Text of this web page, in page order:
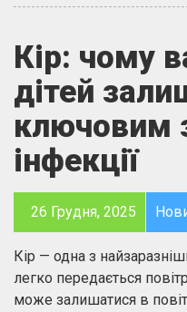
Кір: чому
дітей
ключовим
інфекції
26 Грудня, 2025
Кір — одна з
легко передається
може залишатися в